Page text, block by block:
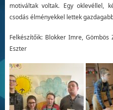
motiváltak voltak. Egy oklevéllel,
csodás élményekkel lettek
Felkészítőik: Blokker Imre,
Eszter